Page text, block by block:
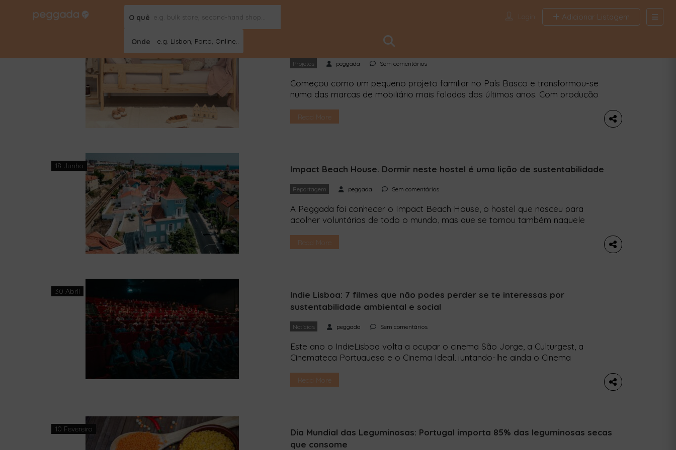
Tags
Publish date to
O quê
Onde e.g. Lisbon, Porto, Online..
Login Adicionar Listagem
LUFE: a prova de que móveis sustentáveis não têm de ser um luxo
Projetos peggada Sem comentários
Começou como um pequeno projeto familiar no País Basco e transformou-se
numa das marcas de mobiliário mais faladas dos últimos anos. Com produção
desafiar a ideia de que os móveis sustentáveis são um luxo. Quando pensamos
Read More
18 Junho Impact Beach House. Dormir neste hostel é uma lição de sustentabilidade
Reportagem peggada Sem comentários
A Peggada foi conhecer o Impact Beach House, o hostel que nasceu para
acolher voluntários de todo o mundo, mas que se tornou também naquele
nesta reportagem. A história começa muito antes daesta casa existir. Quando
Read More
30 Abril
Indie Lisboa: 7 filmes que não podes perder se te interessas por
sustentabilidade ambiental e social
Notícias peggada Sem comentários
Este ano o IndieLisboa volta a ocupar o cinema São Jorge, a Culturgest, a
Cinemateca Portuguesa e o Cinema Ideal, juntando-lhe ainda o Cinema
curtas, longas, documentários, em português ou sem fronteiras. A Peggada
Read More
10 Fevereiro
Dia Mundial das Leguminosas: Portugal importa 85% das leguminosas secas
que consome